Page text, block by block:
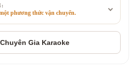
phương thức vận chuyển.